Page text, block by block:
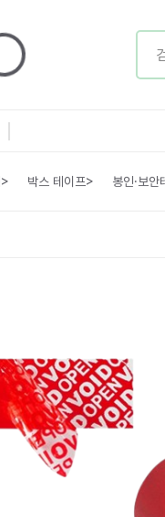
> 박스 테이프> 봉인·보안